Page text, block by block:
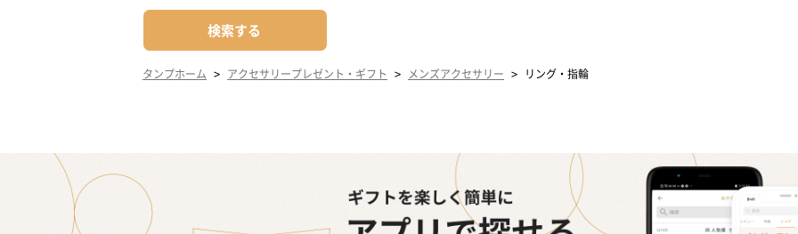
検索する
タンプホーム > アクセサリープレゼント・ギフト > メンズアクセサリー > リング・指輪